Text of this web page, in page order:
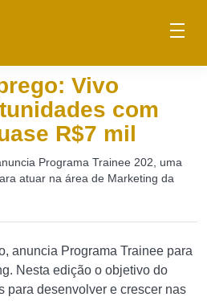
Vivo
com
R$7 mil
Programa Trainee 202, uma
atuar na área de Marketing da
anuncia Programa Trainee para
Nesta edição o objetivo do
para desenvolver e crescer nas